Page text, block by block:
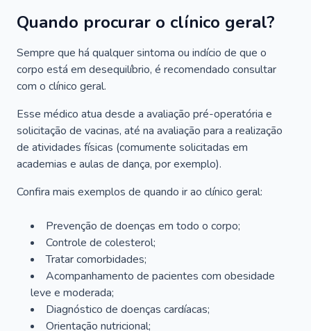
Quando procurar o clínico geral?
Sempre que há qualquer sintoma ou indício de que o
corpo está em desequilíbrio, é recomendado consultar
com o clínico geral.
Esse médico atua desde a avaliação pré-operatória e
solicitação de vacinas, até na avaliação para a realização
de atividades físicas (comumente solicitadas em
academias e aulas de dança, por exemplo).
Confira mais exemplos de quando ir ao clínico geral:
Prevenção de doenças em todo o corpo;
Controle de colesterol;
Tratar comorbidades;
Acompanhamento de pacientes com obesidade
leve e moderada;
Diagnóstico de doenças cardíacas;
Orientação nutricional;